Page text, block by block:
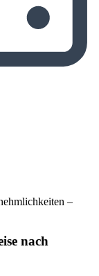
–
nach